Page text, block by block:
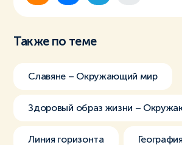
Также по теме
Славяне – Окружающий мир
Здоровый образ жизни –
Линия горизонта География